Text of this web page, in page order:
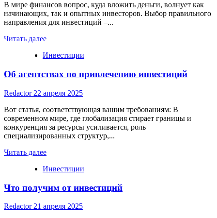
В мире финансов вопрос, куда вложить деньги, волнует как
начинающих, так и опытных инвесторов. Выбор правильного
направления для инвестиций –...
Читать далееRead
about
вложить
Инвестиции
Об агентствах по привлечению инвестиций
Redactor 22 апреля 2025
Вот статья, соответствующая вашим требованиям: В
современном мире, где глобализация стирает границы и
конкуренция за ресурсы усиливается, роль
специализированных структур,...
Читать далееRead
about
агентствах
привлечению
инвестиций
Инвестиции
Что получим от инвестиций
Redactor 21 апреля 2025